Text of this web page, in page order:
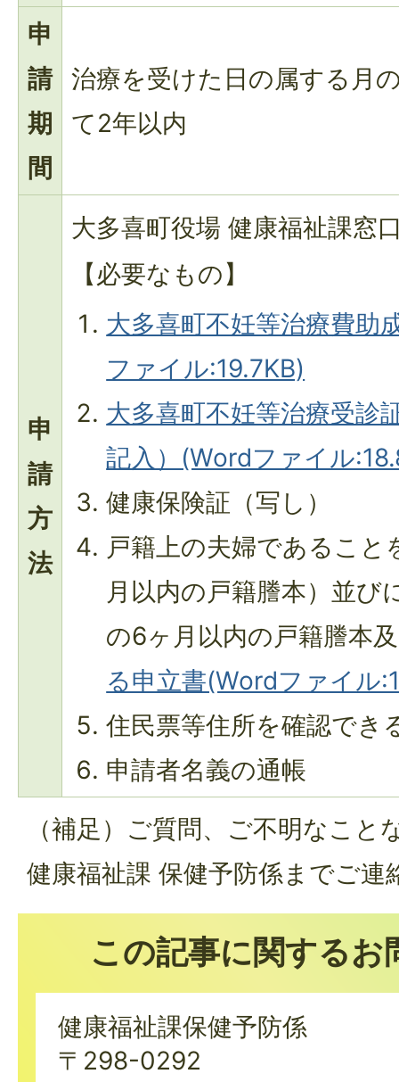
申
請
期
間
治療を受けた日の属する月
て2年以内
申
請
方
法
大多喜町役場 健康福祉課窓
【必要なもの】
大多喜町不妊等治療費助
ファイル:19.7KB)
大多喜町不妊等治療受診
記入）(Wordファイル
健康保険証（写し）
戸籍上の夫婦であるこ
月以内の戸籍謄本）並び
の6ヶ月以内の戸籍謄本
る申立書(Wordファイル
住民票等住所を確認でき
申請者名義の通帳
（補足）ご質問、ご不明なこ
健康福祉課 保健予防係までご連
この記事に関するお
健康福祉課保健予防係
〒298-0292